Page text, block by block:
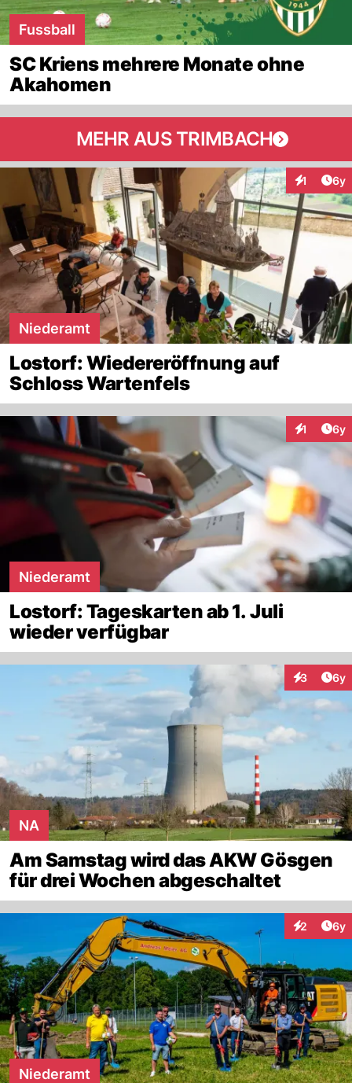
Fussball
SC Kriens mehrere Monate ohne
Akahomen
MEHR AUS TRIMBACH
1 6y
Niederamt
Lostorf: Wiedereröffnung auf
Schloss Wartenfels
1 6y
Niederamt
Lostorf: Tageskarten ab 1. Juli
wieder verfügbar
3 6y
NA
Am Samstag wird das AKW Gösgen
für drei Wochen abgeschaltet
2 6y
Niederamt